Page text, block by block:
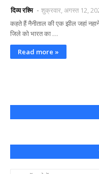
दिव्य रश्मि
शुक्रवार, अगस्त 12,
कहते हैं नैनीताल की एक झील जहां
जिले को भारत का …
Read more »